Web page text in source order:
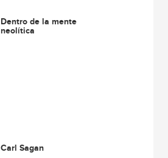
Dentro de la mente
neolítica
Carl Sagan